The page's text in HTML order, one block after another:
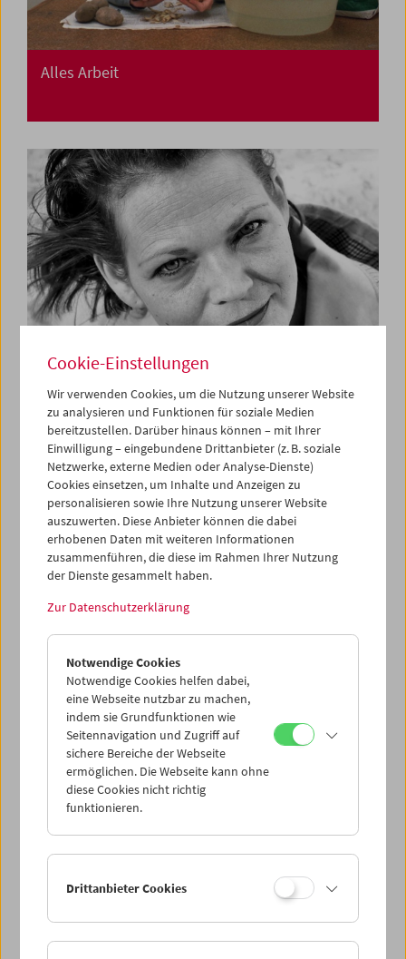
Alles Arbeit
Emily Artmann
In memoriam
In Person und Carte Blanche: Viktoria Schmid
Widerspiegelnde Lichter
Cookie-Einstellungen
Wir verwenden Cookies, um die Nutzung unserer Website
zu analysieren und Funktionen für soziale Medien
bereitzustellen. Darüber hinaus können – mit Ihrer
Einwilligung – eingebundene Drittanbieter (z. B. soziale
Netzwerke, externe Medien oder Analyse-Dienste)
Cookies einsetzen, um Inhalte und Anzeigen zu
personalisieren sowie Ihre Nutzung unserer Website
auszuwerten. Diese Anbieter können die dabei
erhobenen Daten mit weiteren Informationen
zusammenführen, die diese im Rahmen Ihrer Nutzung
der Dienste gesammelt haben.
Zur Datenschutzerklärung
Notwendige Cookies
Notwendige Cookies helfen dabei,
eine Webseite nutzbar zu machen,
indem sie Grundfunktionen wie
Seitennavigation und Zugriff auf
sichere Bereiche der Webseite
ermöglichen. Die Webseite kann ohne
diese Cookies nicht richtig
funktionieren.
Drittanbieter Cookies